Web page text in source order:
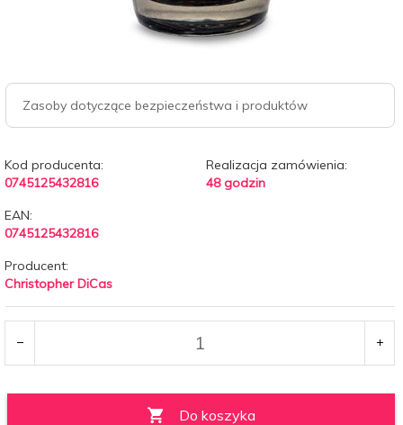
Zasoby dotyczące bezpieczeństwa i produktów
Kod producenta:
0745125432816
Realizacja zamówienia:
48 godzin
EAN:
0745125432816
Producent:
Christopher DiCas
Do koszyka